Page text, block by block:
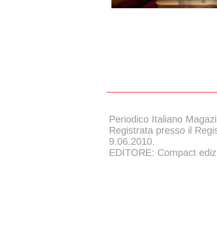
Periodico Italiano
Registrata presso il
9.06.2010.
EDITORE: Compact